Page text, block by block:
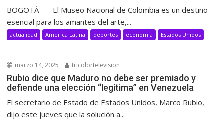
BOGOTÁ — El Museo Nacional de Colombia es un destino
esencial para los amantes del arte,...
actualidad América Latina deportes economia Estados Unidos
marzo 14, 2025 tricolortelevision
Rubio dice que Maduro no debe ser premiado y
defiende una elección “legítima” en Venezuela
El secretario de Estado de Estados Unidos, Marco Rubio,
dijo este jueves que la solución a...